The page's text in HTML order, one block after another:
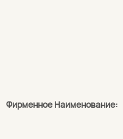
Фирменное Наименование: